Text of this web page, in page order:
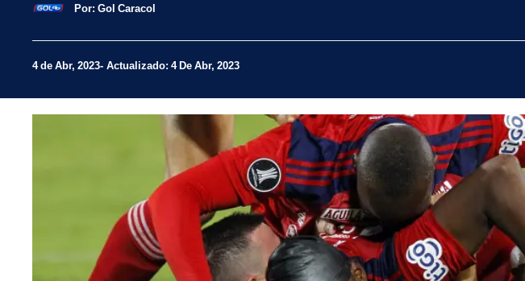
Por: Gol Caracol
4 de Abr, 2023 Actualizado: 4 De Abr, 2023